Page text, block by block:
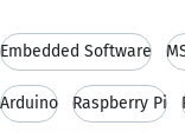
Embedded Software
Arduino Raspberry Pi